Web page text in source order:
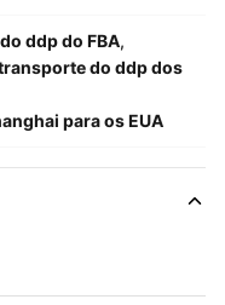
ddp do FBA,
do ddp dos
para os EUA